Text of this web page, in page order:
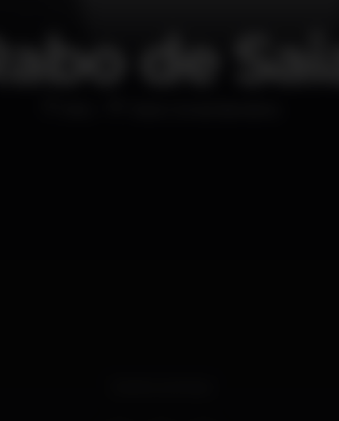
Rabo de